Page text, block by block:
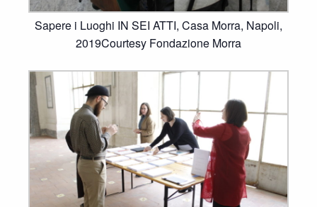
Sapere i Luoghi IN SEI ATTI, Casa Morra, Napoli,
2019Courtesy Fondazione Morra